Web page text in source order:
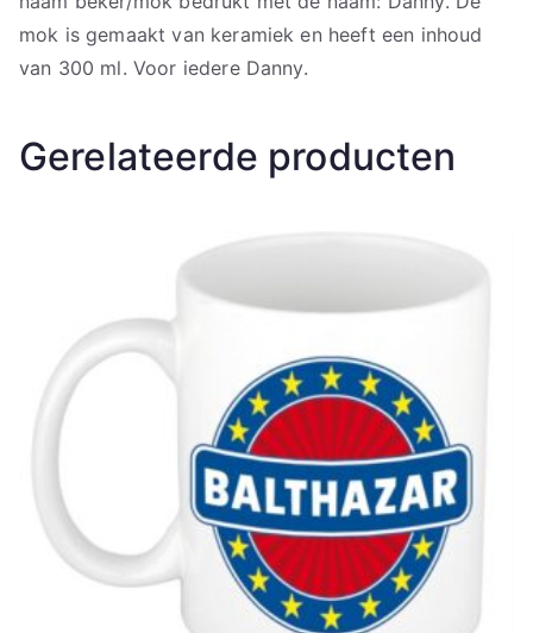
mok is gemaakt van keramiek en heeft een inhoud
van 300 ml. Voor iedere Danny.
Gerelateerde producten